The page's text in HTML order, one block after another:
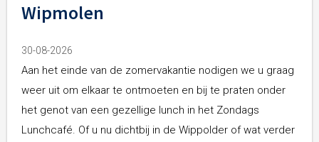
Wipmolen
30-08-2026
Aan het einde van de zomervakantie nodigen we u graag
weer uit om elkaar te ontmoeten en bij te praten onder
het genot van een gezellige lunch in het Zondags
Lunchcafé. Of u nu dichtbij in de Wippolder of wat verder